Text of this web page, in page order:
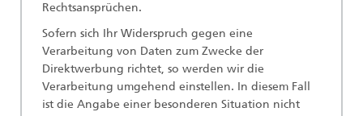
Rechtsansprüchen.
Sofern sich Ihr Widerspruch gegen eine
Verarbeitung von Daten zum Zwecke der
Direktwerbung richtet, so werden wir die
Verarbeitung umgehend einstellen. In diesem Fall
ist die Angabe einer besonderen Situation nicht